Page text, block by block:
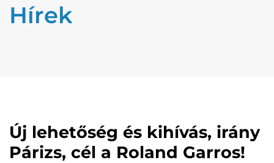
Hírek
Új lehetőség és kihívás, irány
Párizs, cél a Roland Garros!